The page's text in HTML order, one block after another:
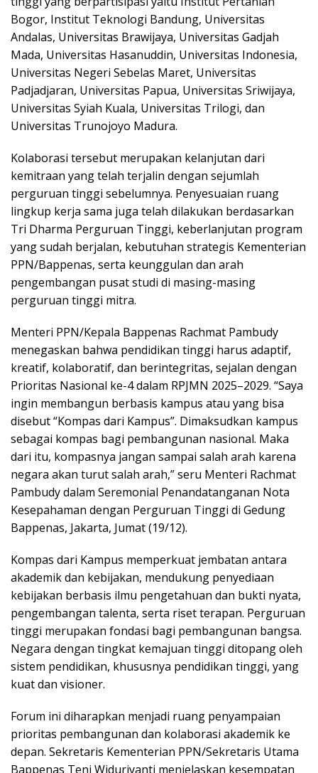
Bogor, Institut Teknologi Bandung, Universitas
Andalas, Universitas Brawijaya, Universitas Gadjah
Mada, Universitas Hasanuddin, Universitas Indonesia,
Universitas Negeri Sebelas Maret, Universitas
Padjadjaran, Universitas Papua, Universitas Sriwijaya,
Universitas Syiah Kuala, Universitas Trilogi, dan
Universitas Trunojoyo Madura.
Kolaborasi tersebut merupakan kelanjutan dari
kemitraan yang telah terjalin dengan sejumlah
perguruan tinggi sebelumnya. Penyesuaian ruang
lingkup kerja sama juga telah dilakukan berdasarkan
Tri Dharma Perguruan Tinggi, keberlanjutan program
yang sudah berjalan, kebutuhan strategis Kementerian
PPN/Bappenas, serta keunggulan dan arah
pengembangan pusat studi di masing-masing
perguruan tinggi mitra.
Menteri PPN/Kepala Bappenas Rachmat Pambudy
menegaskan bahwa pendidikan tinggi harus adaptif,
kreatif, kolaboratif, dan berintegritas, sejalan dengan
Prioritas Nasional ke-4 dalam RPJMN 2025–2029. “Saya
ingin membangun berbasis kampus atau yang bisa
disebut “Kompas dari Kampus”. Dimaksudkan kampus
sebagai kompas bagi pembangunan nasional. Maka
dari itu, kompasnya jangan sampai salah arah karena
negara akan turut salah arah,” seru Menteri Rachmat
Pambudy dalam Seremonial Penandatanganan Nota
Kesepahaman dengan Perguruan Tinggi di Gedung
Bappenas, Jakarta, Jumat (19/12).
Kompas dari Kampus memperkuat jembatan antara
akademik dan kebijakan, mendukung penyediaan
kebijakan berbasis ilmu pengetahuan dan bukti nyata,
pengembangan talenta, serta riset terapan. Perguruan
tinggi merupakan fondasi bagi pembangunan bangsa.
Negara dengan tingkat kemajuan tinggi ditopang oleh
sistem pendidikan, khususnya pendidikan tinggi, yang
kuat dan visioner.
Forum ini diharapkan menjadi ruang penyampaian
prioritas pembangunan dan kolaborasi akademik ke
depan. Sekretaris Kementerian PPN/Sekretaris Utama
Bappenas Teni Widuriyanti menjelaskan kesempatan